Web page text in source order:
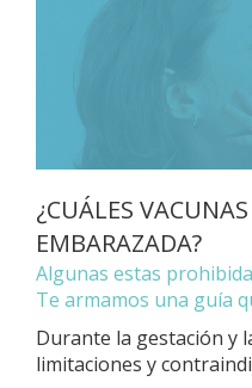
¿CUÁLES
EMBARAZADA?
Algunas estas
Te armamos una guía
Durante la gestación y
limitaciones y